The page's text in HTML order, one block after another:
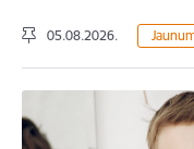
05.08.2026.